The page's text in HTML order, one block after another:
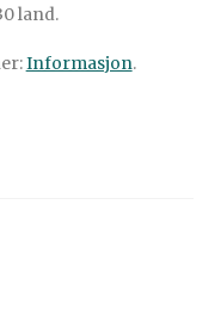
land.
Informasjon.